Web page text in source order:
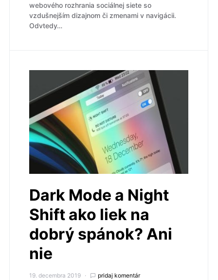
webového rozhrania sociálnej siete so
vzdušnejším dizajnom či zmenami v navigácii.
Odvtedy…
Dark Mode a Night
Shift ako liek na
dobrý spánok? Ani
nie
19. decembra 2019 pridaj komentár